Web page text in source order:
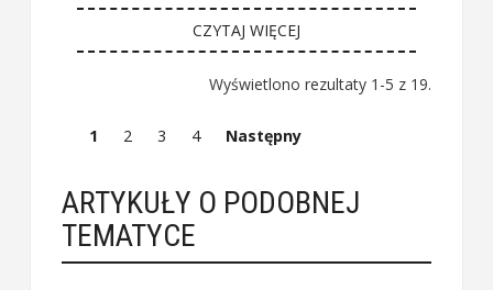
CZYTAJ WIĘCEJ
Wyświetlono rezultaty 1-5 z 19.
1 2 3 4 Następny
ARTYKUŁY O PODOBNEJ
TEMATYCE